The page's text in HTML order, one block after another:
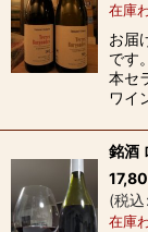
在庫
お届
です
本セ
ワイ
銘酒
(税込:
在庫